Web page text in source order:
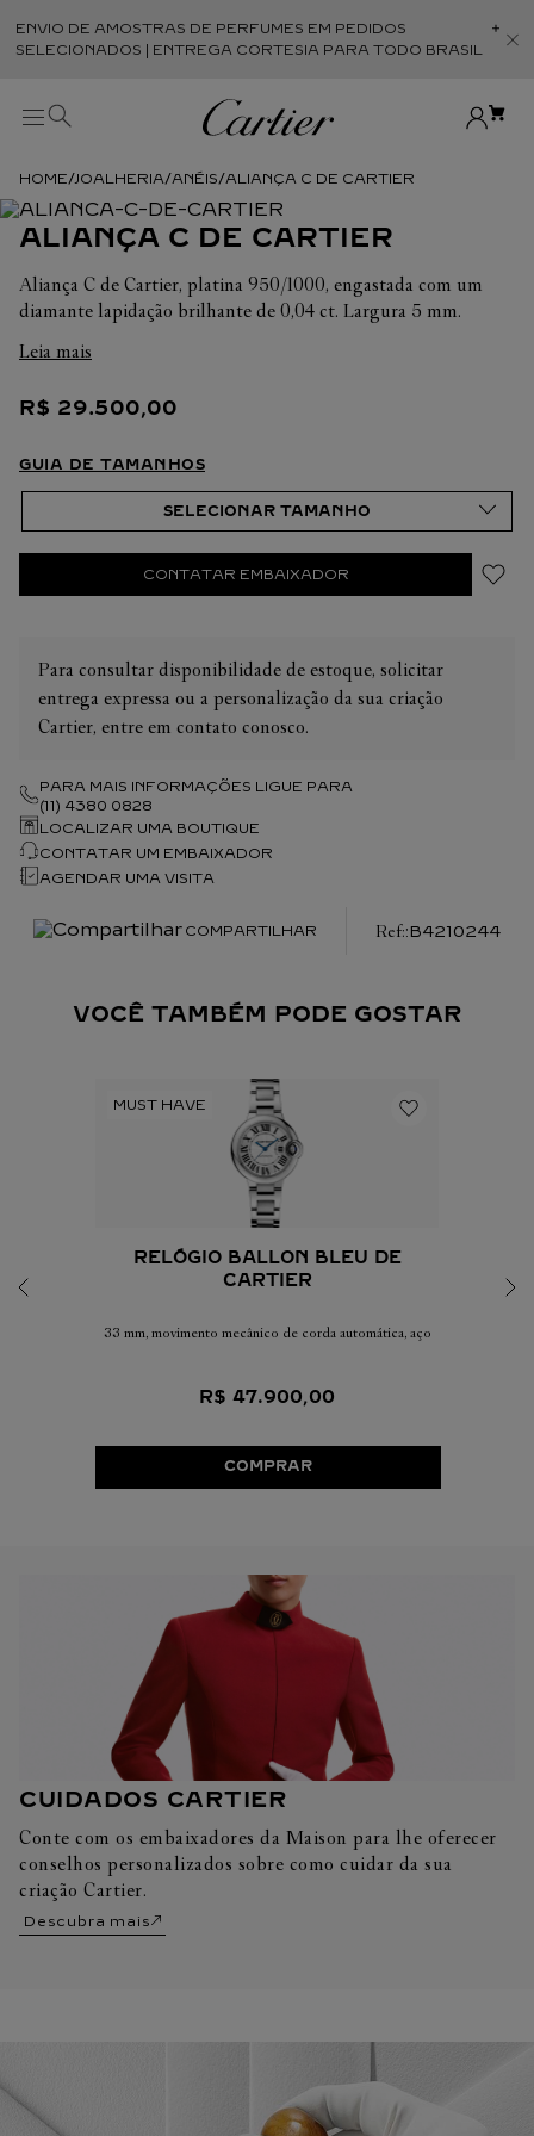
ENVIO DE AMOSTRAS DE PERFUMES EM PEDIDOS
SELECIONADOS | ENTREGA CORTESIA PARA TODO BRASIL
JOALHERIA ANÉIS ALIANÇA C DE CARTIER
ALIANÇA C DE CARTIER
Aliança C de Cartier, platina 950/1000, engastada com um
diamante lapidação brilhante de 0,04 ct. Largura 5 mm.
Em cada uma de suas criações, a Cartier busca sempre
quilates e a quantidade de pedras podem apresentar ligeiras
informações adicionais sobre as nossas criações, não hesite em
consultar as nossas equipes de venda.
Leia mais
R$ 29.500,00
GUIA DE TAMANHOS
CONTATAR EMBAIXADOR
Para consultar disponibilidade de estoque, solicitar
entrega expressa ou a personalização da sua criação
Cartier, entre em contato conosco.
PARA MAIS INFORMAÇÕES LIGUE PARA
(11) 4380 0828
LOCALIZAR UMA BOUTIQUE
CONTATAR UM EMBAIXADOR
AGENDAR UMA VISITA
COMPARTILHAR :B4210244
VOCÊ TAMBÉM PODE GOSTAR
RELÓGIO BALLON BLEU DE
CARTIER
33 mm, movimento mecânico de corda automática, aço
R$ 47.900,00
COMPRAR
CUIDADOS CARTIER
Conte com os embaixadores da Maison para lhe oferecer
conselhos personalizados sobre como cuidar da sua
criação Cartier.
Descubra mais